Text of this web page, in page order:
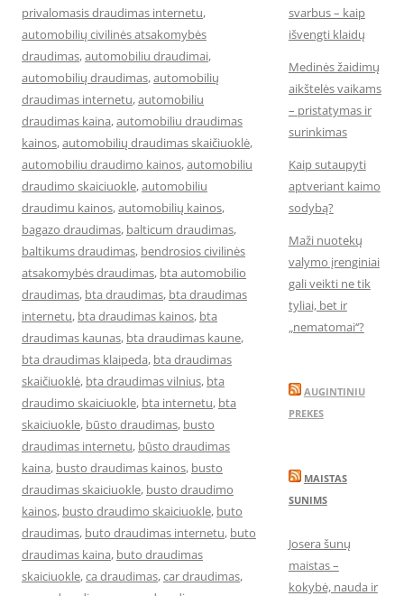
privalomasis draudimas internetu,
automobilių civilinės atsakomybės
draudimas,automobiliu draudimai,
automobilių draudimas,automobilių
draudimas internetu,automobiliu
draudimas kaina,automobiliu draudimas
kainos,automobilių draudimas skaičiuoklė,
automobiliu draudimo kainos,automobiliu
draudimo skaiciuokle,automobiliu
draudimu kainos,automobilių kainos,
bagazo draudimas, balticum draudimas,
baltikums draudimas, bendrosios civilinės
atsakomybės draudimas, bta automobilio
draudimas, bta draudimas, bta draudimas
internetu, bta draudimas kainos, bta
draudimas kaunas, bta draudimas kaune,
bta draudimas klaipeda, bta draudimas
skaičiuoklė, bta draudimas vilnius, bta
draudimo skaiciuokle, bta internetu, bta
skaiciuokle, būsto draudimas, busto
draudimas internetu, būsto draudimas
kaina, busto draudimas kainos, busto
draudimas skaiciuokle, busto draudimo
kainos, busto draudimo skaiciuokle, buto
draudimas, buto draudimas internetu, buto
draudimas kaina, buto draudimas
skaiciuokle,ca draudimas,car draudimas,
svarbus – kaip
išvengti klaidų
Medinės žaidimų
aikštelės vaikams
– pristatymas ir
surinkimas
Kaip sutaupyti
aptveriant kaimo
sodybą?
Maži nuotekų
valymo įrenginiai
gali veikti ne tik
tyliai, bet ir
„nematomai‘‘?
AUGINTINIU
PREKES
MAISTAS
SUNIMS
Josera šunų
maistas –
kokybė, nauda ir